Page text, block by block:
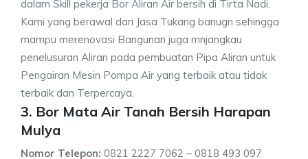
dalam Skill pekerja Bor Aliran Air bersih di Tirta Nadi.
Kami yang berawal dari Jasa Tukang banugn sehingga
mampu merenovasi Bangunan juga mnjangkau
penelusuran Aliran pada pembuatan Pipa Aliran untuk
Pengairan Mesin Pompa Air yang terbaik atau tidak
terbaik dan Terpercaya.
3. Bor Mata Air Tanah Bersih Harapan
Mulya
Nomor Telepon: 0821 2227 7062 – 0818 493 097